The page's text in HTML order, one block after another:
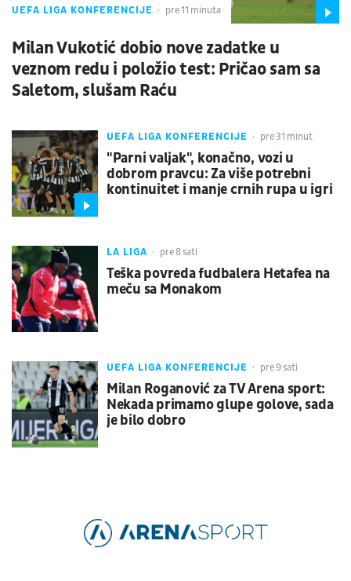
UEFA LIGA KONFERENCIJE pre 11 minuta
Milan Vukotić dobio nove zadatke u
veznom redu i položio test: Pričao sam sa
Saletom, slušam Raću
UEFA LIGA KONFERENCIJE pre 31 minut
"Parni valjak", konačno, vozi u
dobrom pravcu: Za više potrebni
kontinuitet i manje crnih rupa u igri
LA LIGA pre 8 sati
Teška povreda fudbalera Hetafea na
meču sa Monakom
UEFA LIGA KONFERENCIJE pre 9 sati
Milan Roganović za TV Arena sport:
Nekada primamo glupe golove, sada
je bilo dobro